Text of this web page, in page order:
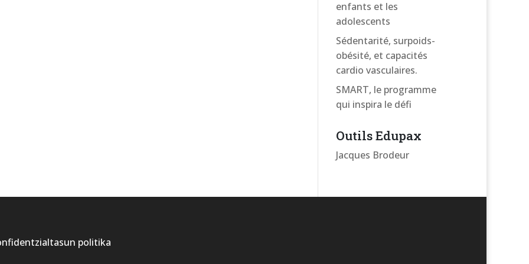
enfants et les
adolescents
Sédentarité, surpoids-
obésité, et capacités
cardio vasculaires.
SMART, le programme
qui inspira le défi
Outils Edupax
Jacques Brodeur
politika